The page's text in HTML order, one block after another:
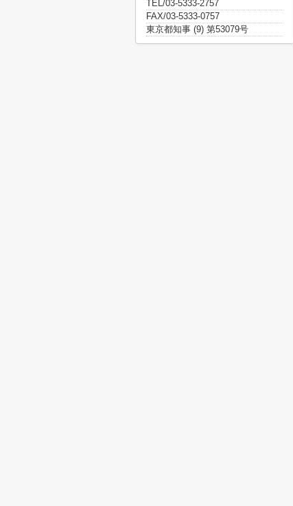
TEL/03-5333-2757
FAX/03-5333-0757
東京都知事 (9) 第53079号